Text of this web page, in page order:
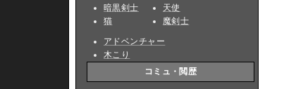
暗黒剣士
猫
天使
魔剣士
アドベンチャー
木こり
コミュ・閲歴